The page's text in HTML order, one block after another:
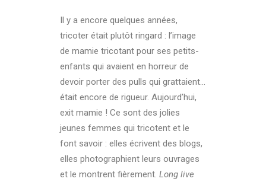
Il y a encore quelques années,
tricoter était plutôt ringard : l’image
de mamie tricotant pour ses petits-
enfants qui avaient en horreur de
devoir porter des pulls qui grattaient…
était encore de rigueur. Aujourd’hui,
exit mamie ! Ce sont des jolies
jeunes femmes qui tricotent et le
font savoir : elles écrivent des blogs,
elles photographient leurs ouvrages
et le montrent fièrement. Long live